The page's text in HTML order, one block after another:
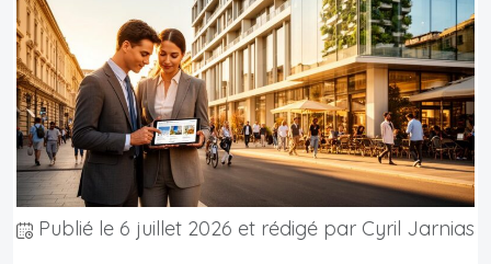
Publié le 6 juillet 2026 et rédigé par Cyril Jarnias